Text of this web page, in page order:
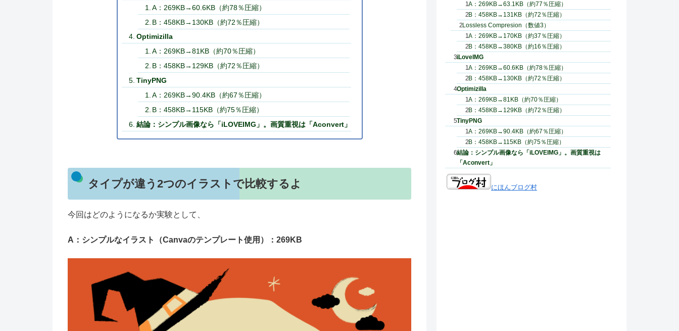
A：269KB→60.6KB（約78％圧縮）
B：458KB→130KB（約72％圧縮）
Optimizilla
A：269KB→81KB（約70％圧縮）
B：458KB→129KB（約72％圧縮）
TinyPNG
A：269KB→90.4KB（約67％圧縮）
B：458KB→115KB（約75％圧縮）
結論：シンプル画像なら「iLOVEIMG」。画質重視は「Aconvert」
タイプが違う2つのイラストで比較するよ
今回はどのようになるか実験として、
A：シンプルなイラスト（Canvaのテンプレート使用）：269KB
A：269KB→63.1KB（約77％圧縮）
B：458KB→131KB（約72％圧縮）
Lossless Compresion（数値3）
A：269KB→170KB（約37％圧縮）
B：458KB→380KB（約16％圧縮）
iLoveIMG
A：269KB→60.6KB（約78％圧縮）
B：458KB→130KB（約72％圧縮）
Optimizilla
A：269KB→81KB（約70％圧縮）
B：458KB→129KB（約72％圧縮）
TinyPNG
A：269KB→90.4KB（約67％圧縮）
B：458KB→115KB（約75％圧縮）
結論：シンプル画像なら「iLOVEIMG」。画質重視は
「Aconvert」
にほんブログ村